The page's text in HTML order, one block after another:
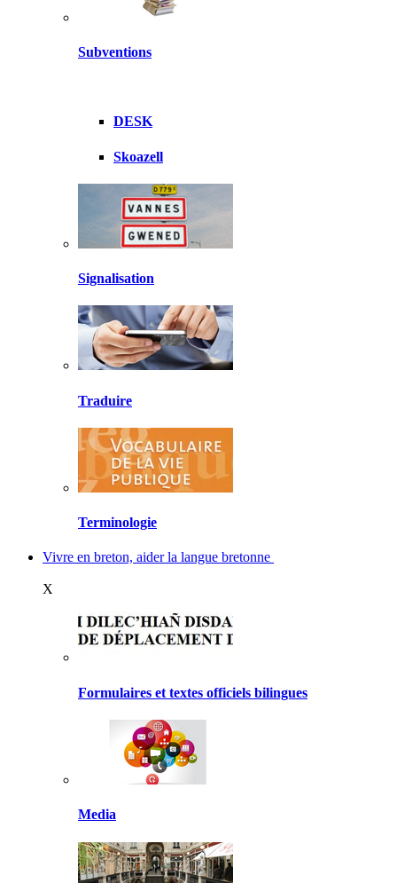
Subventions
DESK
Skoazell
Signalisation
Traduire
Terminologie
Vivre en breton, aider la langue bretonne
X
Formulaires et textes officiels bilingues
Media